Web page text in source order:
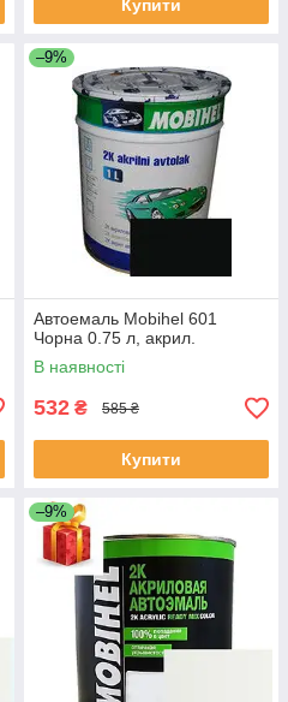
Купити
–9%
Автоемаль Mobihel 601
Чорна 0.75 л, акрил.
В наявності
532 ₴ 585 ₴
Купити
–9%